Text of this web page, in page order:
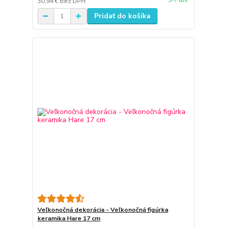
Pridať do košíka
Veľkonočná dekorácia - Veľkonočná figúrka
keramika Hare 17 cm